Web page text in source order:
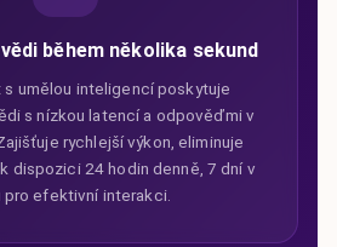
během několika sekund
s umělou inteligencí poskytuje
s nízkou latencí a odpověďmi v
rychlejší výkon, eliminuje
dispozici 24 hodin denně, 7 dní v
pro efektivní interakci.